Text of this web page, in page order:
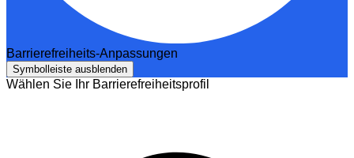
Barrierefreiheits-Anpassungen
Symbolleiste ausblenden
Wählen Sie Ihr Barrierefreiheitsprofil